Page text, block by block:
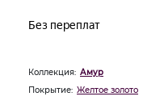
Коллекция: Амур
Покрытие: Желтое золото